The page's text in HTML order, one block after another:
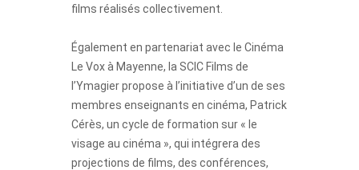
films réalisés collectivement.
Également en partenariat avec le Cinéma
Le Vox à Mayenne, la SCIC Films de
l’Ymagier propose à l’initiative d’un de ses
membres enseignants en cinéma, Patrick
Cérès, un cycle de formation sur « le
visage au cinéma », qui intégrera des
projections de films, des conférences,